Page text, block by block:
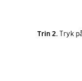
Trin 2. Tryk